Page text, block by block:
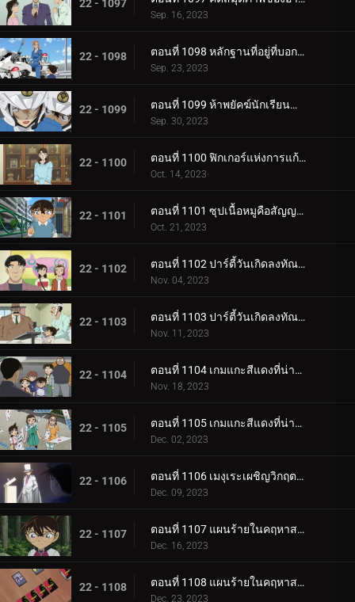
22 - 1097
Sep. 16, 2023
22 - 1098 ตอนที่ 1098 หลักฐานที่อยู่ที่บอกไม่ได้
Sep. 23, 2023
22 - 1099 ตอนที่ 1099 ห้าพยัคฆ์นักเรียนตำรวจ Wild Police Story CASE.ฮางิวาระ เคนจิ
Sep. 30, 2023
22 - 1100 ตอนที่ 1100 ฟิกเกอร์แห่งการแก้แค้น
Oct. 14, 2023
22 - 1101 ตอนที่ 1101 ซุปเนื้อหมูคือสัญญาณเดิมพันชีวิต
Oct. 21, 2023
22 - 1102 ตอนที่ 1102 ปาร์ตี้วันเกิดลงทัณฑ์ (ภาคแรก)
Nov. 04, 2023
22 - 1103 ตอนที่ 1103 ปาร์ตี้วันเกิดลงทัณฑ์ (ภาคจบ)
Nov. 11, 2023
22 - 1104 ตอนที่ 1104 เกมแกะสีแดงที่น่าสะพรึงกลัว (ภาคแรก)
Nov. 18, 2023
22 - 1105 ตอนที่ 1105 เกมแกะสีแดงที่น่าสะพรึงกลัว (ภาคจบ)
Dec. 02, 2023
22 - 1106 ตอนที่ 1106 เมงุเระเผชิญวิกฤตชีวิตตำรวจ
Dec. 09, 2023
22 - 1107 ตอนที่ 1107 แผนร้ายในคฤหาสน์โมริคาวะ (ภาคแรก)
Dec. 16, 2023
22 - 1108 ตอนที่ 1108 แผนร้ายในคฤหาสน์โมริคาวะ (ภาคจบ)
Dec. 23, 2023